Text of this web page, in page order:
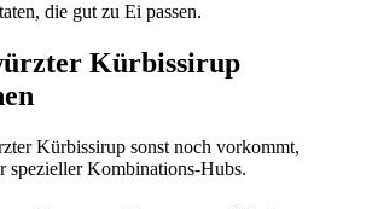
die gut zu Ei passen.
Kürbissirup
Kürbissirup sonst noch vorkommt,
spezieller Kombinations-Hubs.